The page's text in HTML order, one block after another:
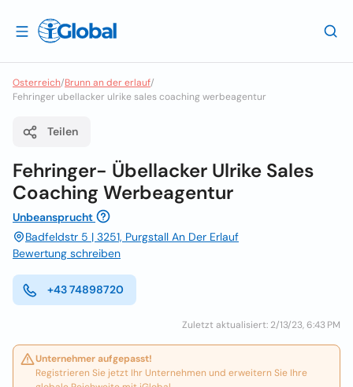
Osterreich/Brunn an der erlauf/
Fehringer ubellacker ulrike sales coaching werbeagentur
Teilen
Fehringer- Übellacker Ulrike Sales
Coaching Werbeagentur
Unbeansprucht
Badfeldstr 5 | 3251, Purgstall An Der Erlauf
Bewertung schreiben
+43 74898720
Zuletzt aktualisiert: 2/13/23, 6:43 PM
Unternehmer aufgepasst!
Registrieren Sie jetzt Ihr Unternehmen und erweitern Sie Ihre